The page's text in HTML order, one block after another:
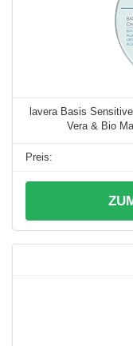
lavera Basis
Vera & Bio